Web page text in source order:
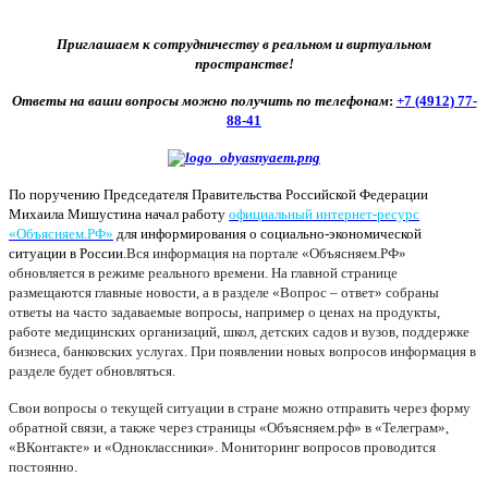
Приглашаем к сотрудничеству в реальном и виртуальном
пространстве!
Ответы на ваши вопросы можно получить по телефонам: +7 (4912) 77-
88-41
По поручению Председателя Правительства Российской Федерации
Михаила Мишустина начал работу официальный интернет-ресурс
«Объясняем.РФ» для информирования о социально-экономической
ситуации в России. Вся информация на портале «Объясняем.РФ»
обновляется в режиме реального времени. На главной странице
размещаются главные новости, а в разделе «Вопрос – ответ» собраны
ответы на часто задаваемые вопросы, например о ценах на продукты,
работе медицинских организаций, школ, детских садов и вузов, поддержке
бизнеса, банковских услугах. При появлении новых вопросов информация в
разделе будет обновляться.
Свои вопросы о текущей ситуации в стране можно отправить через форму
обратной связи, а также через страницы «Объясняем.рф» в «Телеграм»,
«ВКонтакте» и «Одноклассники». Мониторинг вопросов проводится
постоянно.